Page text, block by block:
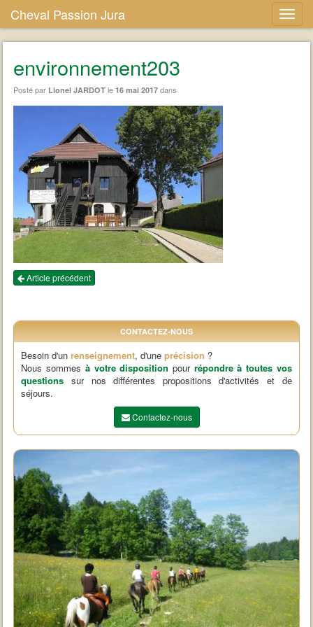
Cheval Passion Jura
environnement203
Posté par Lionel JARDOT le16 mai 2017 dans
Article précédent
CONTACTEZ-NOUS
Besoin d'unrenseignement, d'uneprécision ?
Nous sommes à votre disposition pour répondre à toutes vos
questions sur nos différentes propositions d'activités et de
séjours.
Contactez-nous